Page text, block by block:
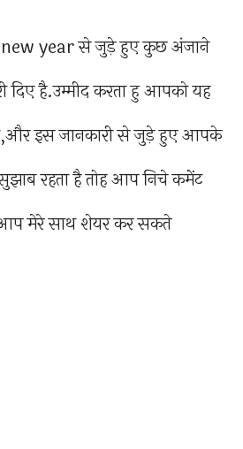
new year से जुड़े हुए कुछ अंजाने
दिए है.उम्मीद करता हु आपको यह
इस जानकारी से जुड़े हुए आपके
रहता है तोह आप निचे कमेंट
मेरे साथ शेयर कर सकते